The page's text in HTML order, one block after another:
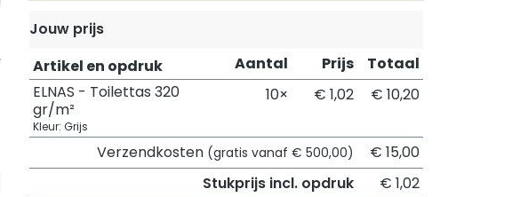
Jouw prijs
Artikel en opdruk
Aantal Prijs
Totaal
ELNAS - Toilettas 320
gr/m²
Kleur: Grijs
10× € 1,02 € 10,20
Verzendkosten (gratis vanaf € 500,00)
€ 15,00
Stukprijs incl. opdruk
€ 1,02